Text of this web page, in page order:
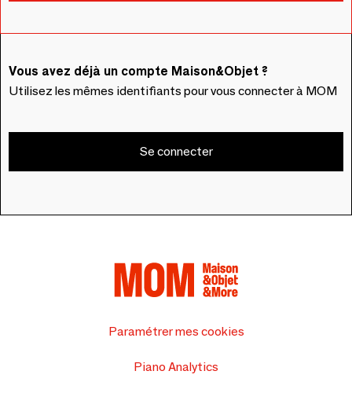
Vous avez déjà un compte Maison&Objet ?
Utilisez les mêmes identifiants pour vous connecter à MOM
Se connecter
Paramétrer mes cookies
Piano Analytics